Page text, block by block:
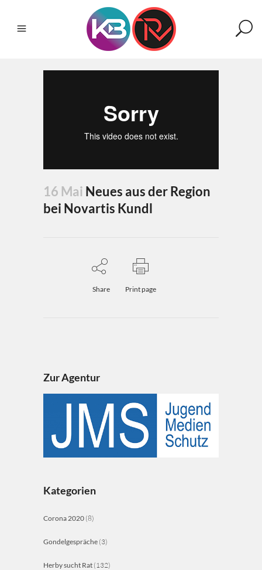
16 Mai Neues aus der Region
bei Novartis Kundl
Share Print page
Zur Agentur
Kategorien
Corona 2020 (8)
Gondelgespräche (3)
Herby sucht Rat (132)